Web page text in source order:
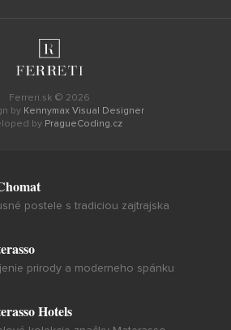
Ferreri.sk © 2026
by Kennymax Visual Designer
by PragueCoding.cz
postele s tradiciou zajtrajska
prirody a moderneho spánku
Hotels